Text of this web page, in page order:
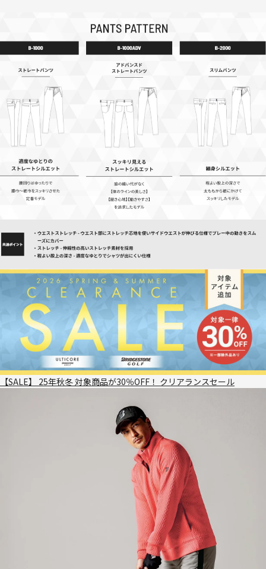
【SALE】 25年秋冬 対象商品が30％OFF！ クリアランスセール